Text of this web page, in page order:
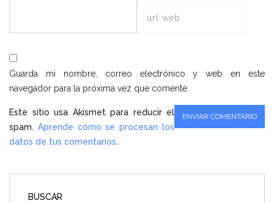
Guarda mi nombre, correo electrónico y web en este
navegador para la próxima vez que comente.
Este sitio usa Akismet para reducir el
spam. Aprende cómo se procesan los
datos de tus comentarios.
BUSCAR